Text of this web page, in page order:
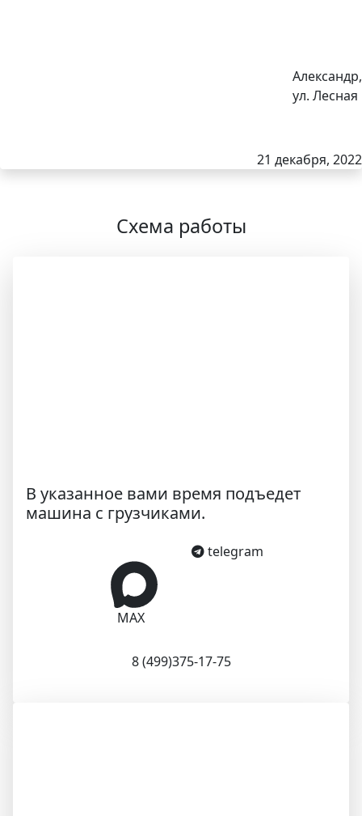
Александр,
ул. Лесная
21 декабря, 2022
Схема работы
В указанное вами время подъедет
машина с грузчиками.
MAX
telegram
8 (499)375-17-75